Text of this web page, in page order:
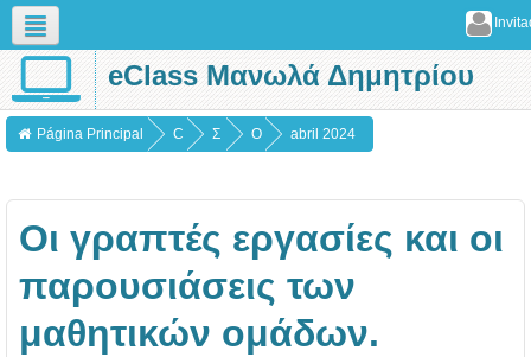
Español - Internacional (es)
eClass Μανωλά Δημητρίου
Página Principal
C
r
s
s
Σ
ο
λ
κ
Ο
γ
ρ
π
abril 2024
Οι γραπτές εργασίες και οι
παρουσιάσεις των
μαθητικών ομάδων.